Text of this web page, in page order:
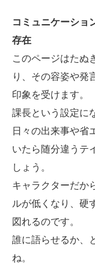
コミュニケーショ
存在
このページはたぬ
り、その容姿や発
印象を受けます。
課長という設定に
日々の出来事や省
いたら随分違うテ
しょう。
キャラクターだか
ルが低くなり、硬
図れるのです。
誰に語らせるか、
ね。